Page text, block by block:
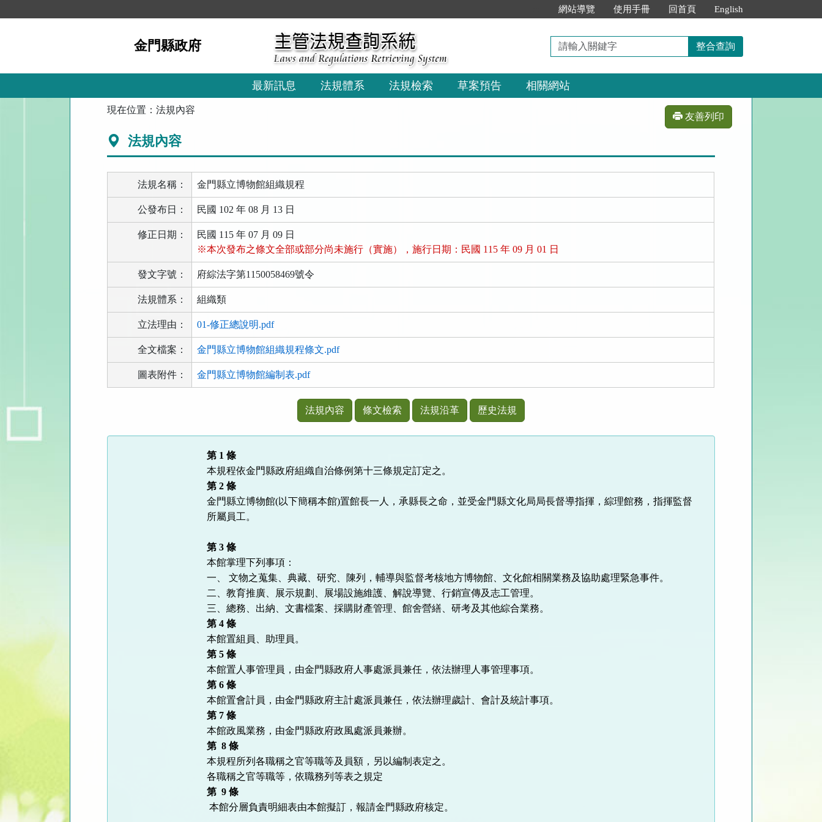
到
網站導覽 使用手冊 回首頁 English
金門縣政府
請
輸
入
關
鍵
整合查詢
最新訊息 法規體系 法規檢索 草案預告 相關網站
現在位置：法規內容
友善列印
法規內容
法規名稱： 金門縣立博物館組織規程
公發布日： 民國 102 年 08 月 13 日
修正日期：
民國 115 年 07 月 09 日
※本次發布之條文全部或部分尚未施行（實施），施行日期：民國 115 年 09 月 01 日
發文字號： 府綜法字第1150058469號令
法規體系： 組織類
立法理由： 01-修正總說明.pdf
全文檔案： 金門縣立博物館組織規程條文.pdf
圖表附件： 金門縣立博物館編制表.pdf
功
法規內容 條文檢索 法規沿革 歷史法規
第 1 條
本規程依金門縣政府組織自治條例第十三條規定訂定之。
第 2條
金門縣立博物館(以下簡稱本館)置館長一人，承縣長之命，並受金門縣文化局局長督導指揮，綜理館務，指揮監督
所屬員工。
第 3 條
本館掌理下列事項：
一、 文物之蒐集、典藏、研究、陳列，輔導與監督考核地方博物館、文化館相關業務及協助處理緊急事件。
二、教育推廣、展示規劃、展場設施維護、解說導覽、行銷宣傳及志工管理。
三、總務、出納、文書檔案、採購財產管理、館舍營繕、研考及其他綜合業務。
第 4條
本館置組員、助理員。
第 5 條
本館置人事管理員，由金門縣政府人事處派員兼任，依法辦理人事管理事項。
第 6 條
本館置會計員，由金門縣政府主計處派員兼任，依法辦理歲計、會計及統計事項。
第 7條
本館政風業務，由金門縣政府政風處派員兼辦。
第 8條
本規程所列各職稱之官等職等及員額，另以編制表定之。
各職稱之官等職等，依職務列等表之規定
第 9條
本館分層負責明細表由本館擬訂，報請金門縣政府核定。